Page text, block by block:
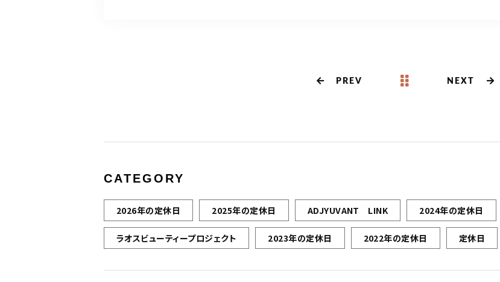
PREV NEXT
CATEGORY
2026年の定休日 2025年の定休日 ADJYUVANT LINK 2024年の定休日
ラオスビューティープロジェクト 2023年の定休日 2022年の定休日 定休日